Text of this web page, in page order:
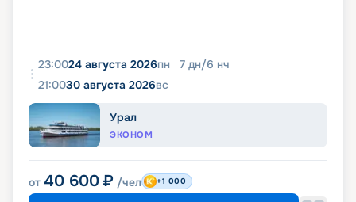
23:0024 августа 2026пн 7 дн/6 нч
21:0030 августа 2026вс
Урал
ЭКОНОМ
от 40 600 ₽ /чел +1 000